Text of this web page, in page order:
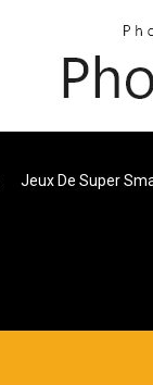
Jeux De Super